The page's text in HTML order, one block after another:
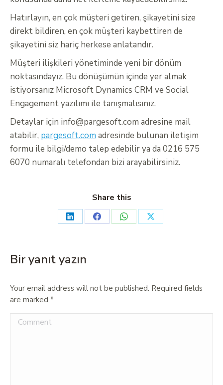
Hatırlayın, en çok müşteri getiren, şikayetini size
direkt bildiren, en çok müşteri kaybettiren de
şikayetini siz hariç herkese anlatandır.
Müşteri ilişkileri yönetiminde yeni bir dönüm
noktasındayız. Bu dönüşümün içinde yer almak
istiyorsanız Microsoft Dynamics CRM ve Social
Engagement yazılımı ile tanışmalısınız.
Detaylar için info@pargesoft.com adresine mail
atabilir, pargesoft.com adresinde bulunan iletişim
formu ile bilgi/demo talep edebilir ya da 0216 575
6070 numaralı telefondan bizi arayabilirsiniz.
Share this
Bir yanıt yazın
Your email address will not be published. Required fields
are marked *
Comment